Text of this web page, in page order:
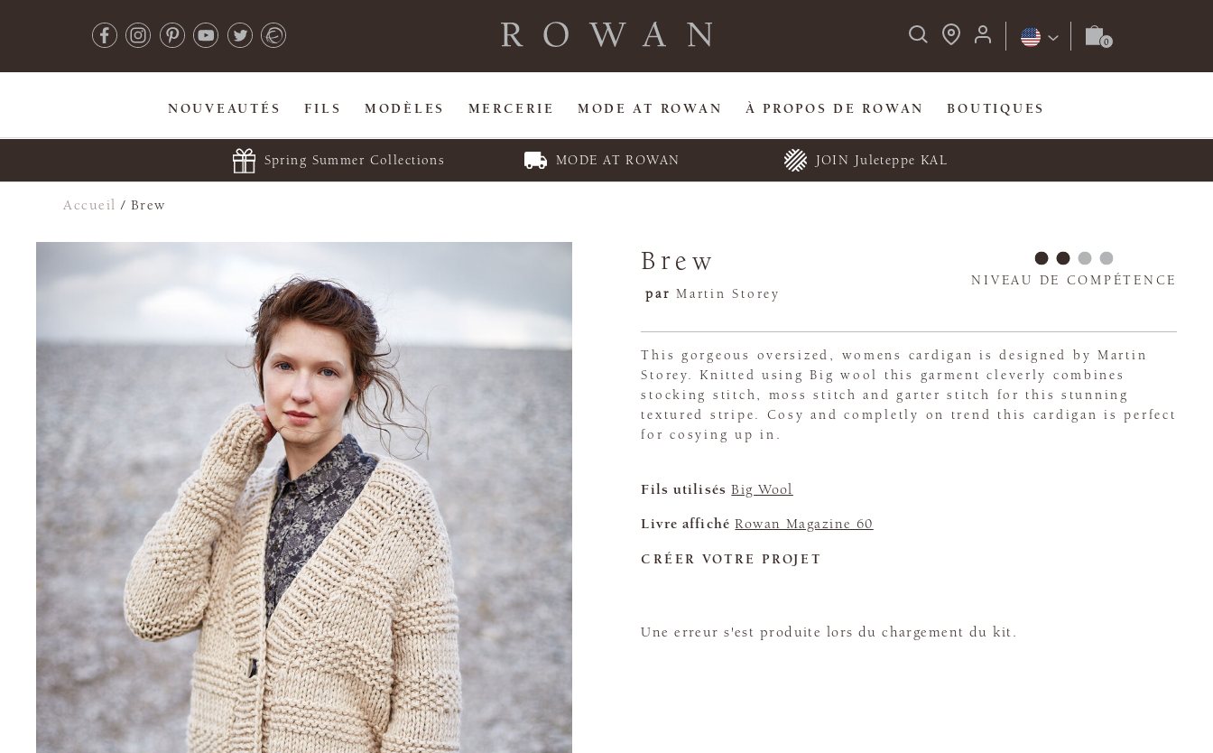
NOUVEAUTÉS FILS MODÈLES MERCERIE MODE AT ROWAN À PROPOS DE ROWAN BOUTIQUES
Spring Summer Collections MODE AT ROWAN JOIN Juleteppe KAL
Accueil / Brew
Brew
par Martin Storey
NIVEAU DE COMPÉTENCE
This gorgeous oversized, womens cardigan is designed by Martin
Storey. Knitted using Big wool this garment cleverly combines
stocking stitch, moss stitch and garter stitch for this stunning
textured stripe. Cosy and completly on trend this cardigan is perfect
for cosying up in.
Fils utilisés Big Wool
Livre affiché Rowan Magazine 60
CRÉER VOTRE PROJET
Une erreur s'est produite lors du chargement du kit.